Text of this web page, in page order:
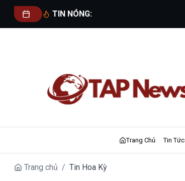
TIN NÓNG:
Trang Chủ Tin Tức
Trang chủ / Tin Hoa Kỳ